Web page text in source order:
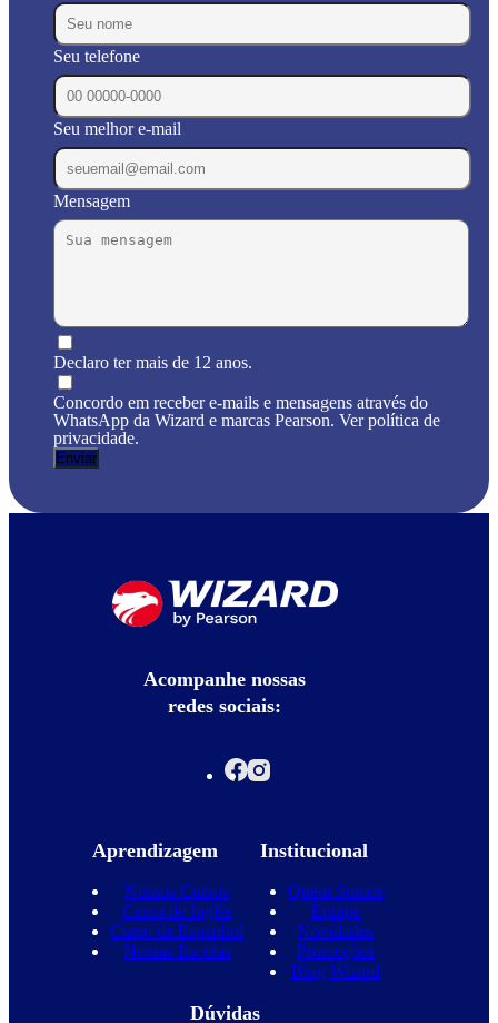
Seu telefone
Seu melhor e-mail
Mensagem
Declaro ter mais de 12 anos.
Concordo em receber e-mails e mensagens através do
WhatsApp da Wizard e marcas Pearson. Ver política de
privacidade.
Acompanhe nossas
redes sociais:
Aprendizagem
Nossos Cursos
Curso de Inglês
Curso de Espanhol
Nossas Escolas
Institucional
Quem Somos
Equipe
Novidades
Promoções
Blog Wizard
Dúvidas